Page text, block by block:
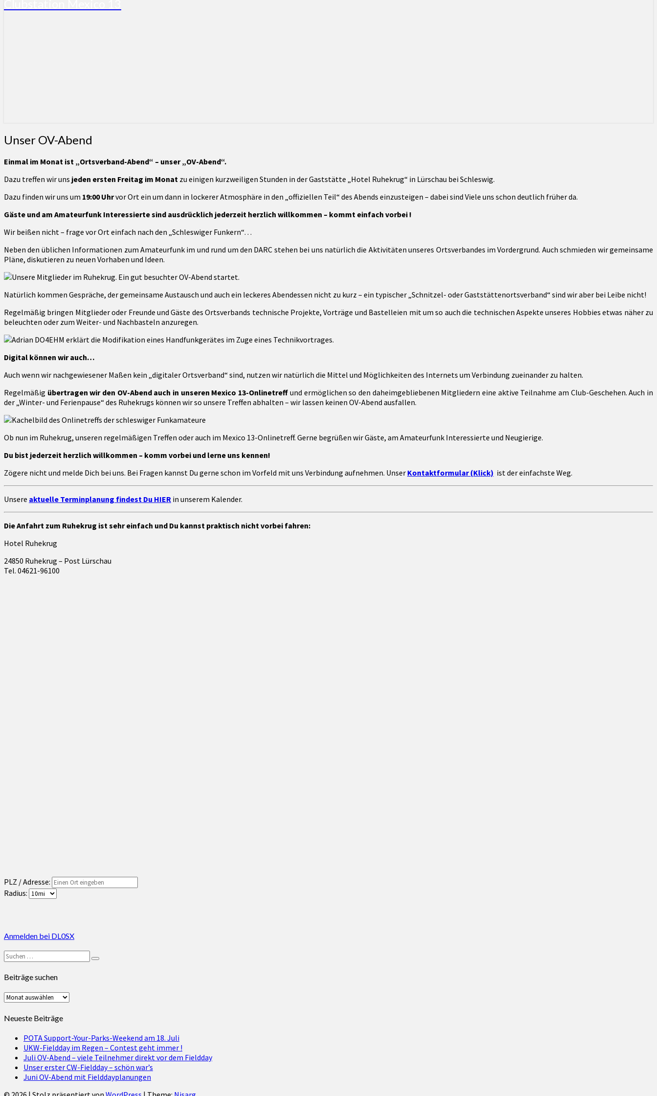
Unser
OV-
Abend
Unser OV-Abend
Einmal im Monat ist „Ortsverband-Abend“ – unser „OV-Abend“.
Dazu treffen wir uns jeden ersten Freitag im Monat zu einigen kurzweiligen Stunden in der Gaststätte „Hotel Ruhekrug“ in Lürschau bei Schleswig.
Dazu finden wir uns um 19:00 Uhrvor Ort ein um dann in lockerer Atmosphäre in den „offiziellen Teil“ des Abends einzusteigen – dabei sind Viele uns schon deutlich früher da.
Gäste und am Amateurfunk Interessierte sind ausdrücklich jederzeit herzlich willkommen – kommt einfach vorbei !
Wir beißen nicht – frage vor Ort einfach nach den „Schleswiger Funkern“…
Neben den üblichen Informationen zum Amateurfunk im und rund um den DARC stehen bei uns natürlich die Aktivitäten unseres Ortsverbandes im Vordergrund. Auch schmieden wir gemeinsame
Pläne, diskutieren zu neuen Vorhaben und Ideen.
Natürlich kommen Gespräche, der gemeinsame Austausch und auch ein leckeres Abendessen nicht zu kurz – ein typischer „Schnitzel- oder Gaststättenortsverband“ sind wir aber bei Leibe nicht!
Regelmäßig bringen Mitglieder oder Freunde und Gäste des Ortsverbands technische Projekte, Vorträge und Bastelleien mit um so auch die technischen Aspekte unseres Hobbies etwas näher zu
beleuchten oder zum Weiter- und Nachbasteln anzuregen.
Digital können wir auch…
Auch wenn wir nachgewiesener Maßen kein „digitaler Ortsverband“ sind, nutzen wir natürlich die Mittel und Möglichkeiten des Internets um Verbindung zueinander zu halten.
Regelmäßig übertragen wir den OV-Abend auch in unseren Mexico 13-Onlinetreff und ermöglichen so den daheimgebliebenen Mitgliedern eine aktive Teilnahme am Club-Geschehen. Auch in
der „Winter- und Ferienpause“ des Ruhekrugs können wir so unsere Treffen abhalten – wir lassen keinen OV-Abend ausfallen.
Ob nun im Ruhekrug, unseren regelmäßigen Treffen oder auch im Mexico 13-Onlinetreff. Gerne begrüßen wir Gäste, am Amateurfunk Interessierte und Neugierige.
Du bist jederzeit herzlich willkommen – komm vorbei und lerne uns kennen!
Zögere nicht und melde Dich bei uns. Bei Fragen kannst Du gerne schon im Vorfeld mit uns Verbindung aufnehmen. Unser Kontaktformular (Klick) ist der einfachste Weg.
Unsere aktuelle Terminplanung findest Du HIER in unserem Kalender.
Die Anfahrt zum Ruhekrug ist sehr einfach und Du kannst praktisch nicht vorbei fahren:
Hotel Ruhekrug
24850 Ruhekrug – Post Lürschau
Tel. 04621-96100
PLZ / Adresse:
Radius:
Anmelden bei DL0SX
Suchen
nach:
Suchen
Beiträge suchen
Beiträge
Neueste Beiträge
POTA Support-Your-Parks-Weekend am 18. Juli
UKW-Fieldday im Regen – Contest geht immer !
Juli OV-Abend – viele Teilnehmer direkt vor dem Fieldday
Unser erster CW-Fieldday – schön war’s
Juni OV-Abend mit Fielddayplanungen